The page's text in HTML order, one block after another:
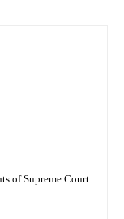
of Supreme Court